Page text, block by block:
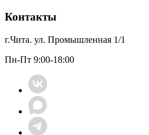
Контакты
г.Чита. ул. Промышленная 1/1
Пн-Пт 9:00-18:00